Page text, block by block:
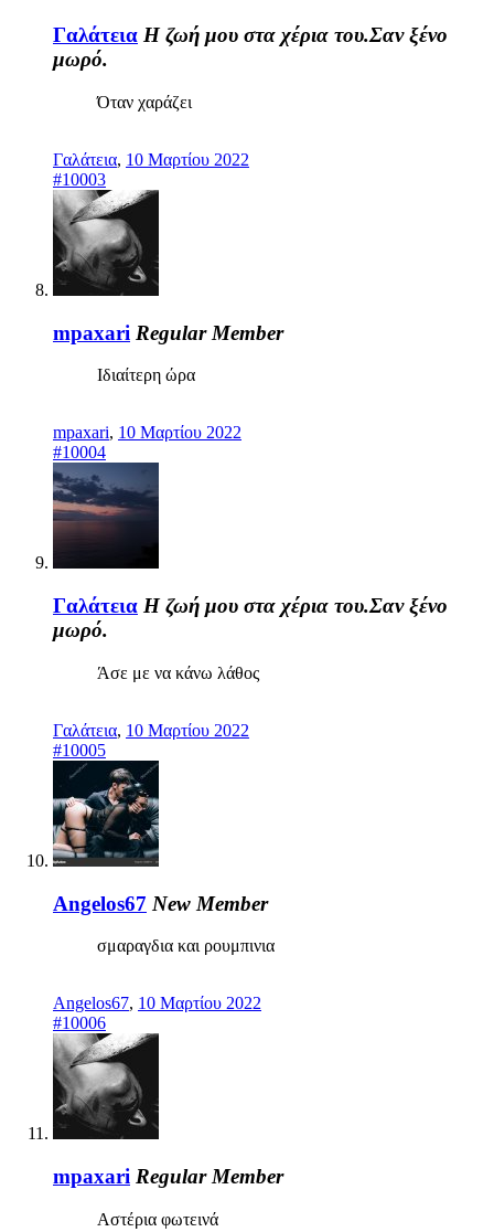
Γαλάτεια Η ζωή μου στα χέρια του.Σαν ξένο
μωρό.
Όταν χαράζει
Γαλάτεια, 10 Μαρτίου 2022
#10003
mpaxari Regular Member
Ιδιαίτερη ώρα
mpaxari, 10 Μαρτίου 2022
#10004
Γαλάτεια Η ζωή μου στα χέρια του.Σαν ξένο
μωρό.
Άσε με να κάνω λάθος
Γαλάτεια, 10 Μαρτίου 2022
#10005
Angelos67 New Member
σμαραγδια και ρουμπινια
Angelos67, 10 Μαρτίου 2022
#10006
mpaxari Regular Member
Αστέρια φωτεινά